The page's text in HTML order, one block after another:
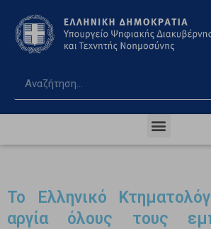
Το Ελληνικό
αργία όλους τους